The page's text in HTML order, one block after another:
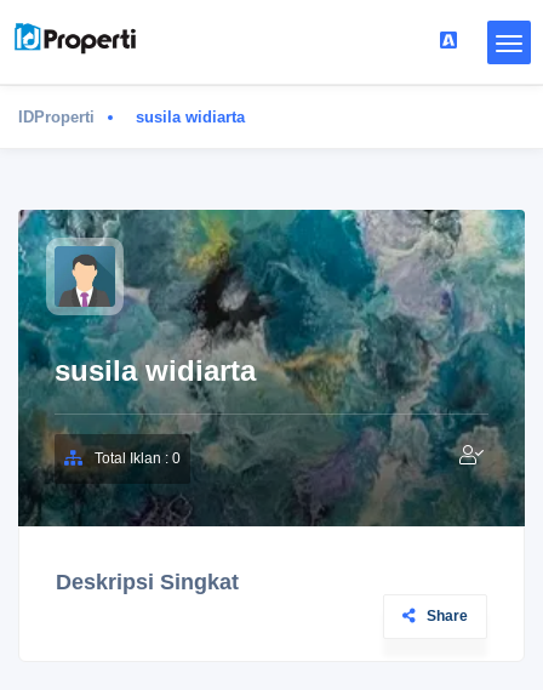
IDProperti susila widiarta
susila widiarta
Total Iklan : 0
Deskripsi Singkat
Share